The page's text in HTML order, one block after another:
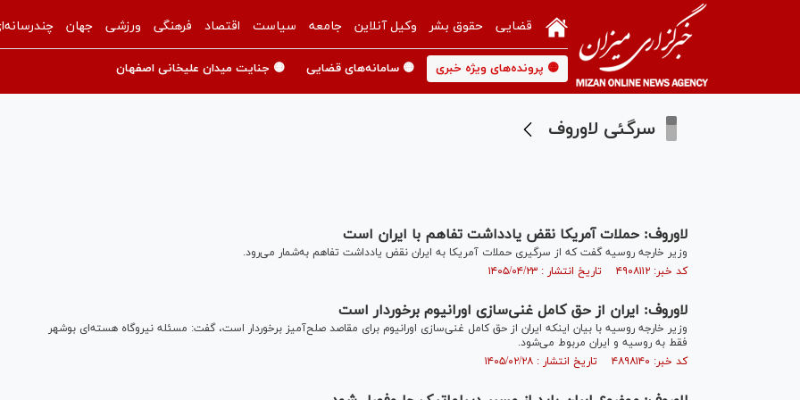
قضایی حقوق بشر وکیل آنلاین جامعه سیاست اقتصاد فرهنگی ورزشی جهان
🟡 پرونده‌های ویژه خبری 🟡 سامانه‌های قضایی 🟡 جنایت میدان علیخانی اصفهان
سرگئی لاوروف
لاوروف: حملات آمریکا نقض یادداشت تفاهم با ایران است
وزیر خارجه روسیه گفت که از سرگیری حملات آمریکا به ایران نقض یادداشت تفاهم به‌شمار می‌رود.
کد خبر: ۴۹۰۸۱۱۲ تاریخ انتشار : ۱۴۰۵/۰۴/۲۳
لاوروف: ایران از حق کامل غنی‌سازی اورانیوم برخوردار است
وزیر خارجه روسیه با بیان اینکه ایران از حق کامل غنی‌سازی اورانیوم برای مقاصد صلح‌آمیز برخوردار است، گفت: مسئله نیروگاه هسته‌ای بوشهر
فقط به روسیه و ایران مربوط می‌شود.
کد خبر: ۴۸۹۸۱۴۰ تاریخ انتشار : ۱۴۰۵/۰۲/۲۸